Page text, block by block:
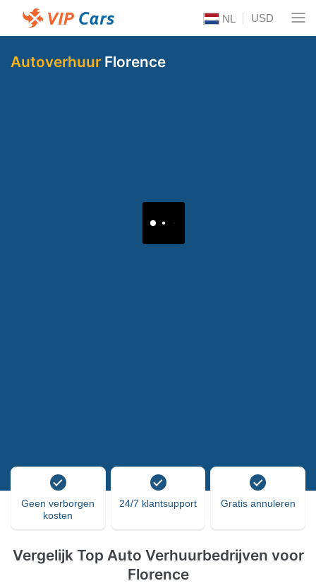
NL USD
Autoverhuur Florence
Geen verborgen
kosten
24/7 klantsupport Gratis annuleren
Vergelijk Top Auto Verhuurbedrijven voor
Florence